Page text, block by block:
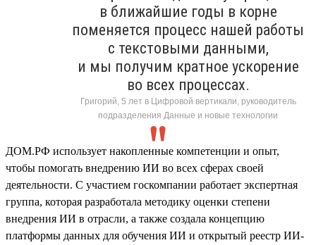
в ближайшие годы в корне
поменяется процесс нашей работы
с текстовыми данными,
и мы получим кратное ускорение
во всех процессах.
Григорий, 5 лет в Цифровой вертикали, руководитель
подразделения Данные и новые технологии
ДОМ.РФ использует накопленные компетенции и опыт,
чтобы помогать внедрению ИИ во всех сферах своей
деятельности. С участием госкомпании работает экспертная
группа, которая разработала методику оценки степени
внедрения ИИ в отрасли, а также создала концепцию
платформы данных для обучения ИИ и открытый реестр ИИ-